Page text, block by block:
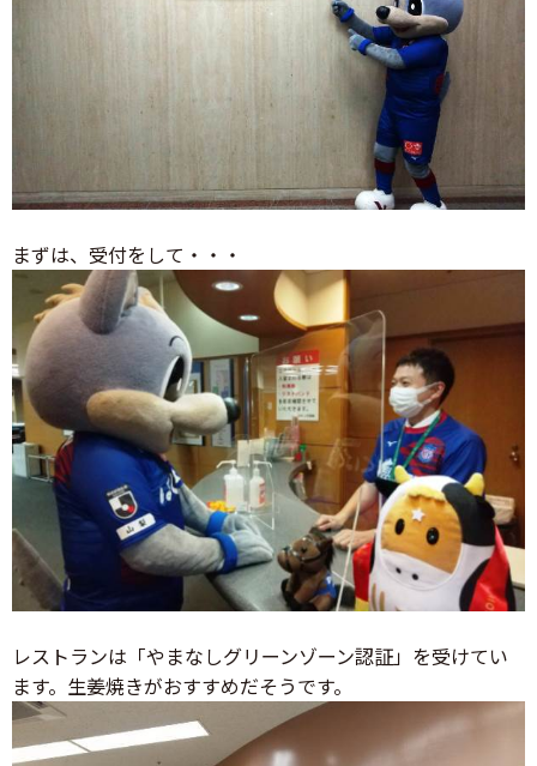
まずは、受付をして・・・
レストランは「やまなしグリーンゾーン認証」を受けてい
ます。生姜焼きがおすすめだそうです。